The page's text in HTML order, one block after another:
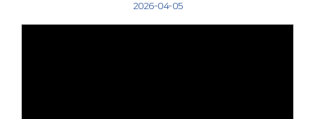
2026-04-05